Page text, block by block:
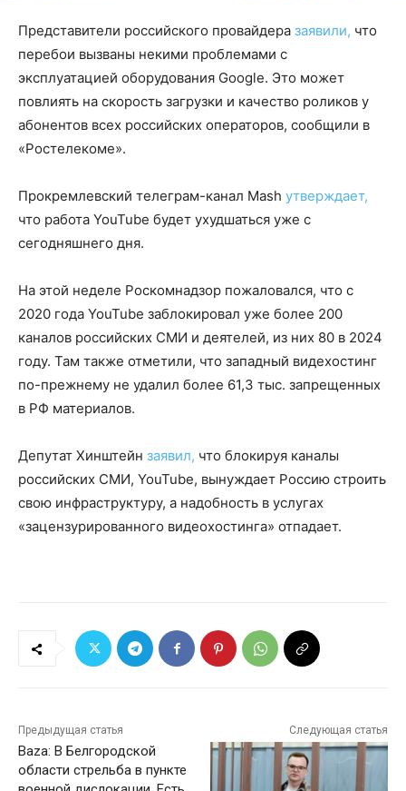
Представители российского провайдера заявили, что
перебои вызваны некими проблемами с
эксплуатацией оборудования Google. Это может
повлиять на скорость загрузки и качество роликов у
абонентов всех российских операторов, сообщили в
«Ростелекоме».
Прокремлевский телеграм-канал Mash утверждает,
что работа YouTube будет ухудшаться уже с
сегодняшнего дня.
На этой неделе Роскомнадзор пожаловался, что с
2020 года YouTube заблокировал уже более 200
каналов российских СМИ и деятелей, из них 80 в 2024
году. Там также отметили, что западный видехостинг
по-прежнему не удалил более 61,3 тыс. запрещенных
в РФ материалов.
Депутат Хинштейн заявил, что блокируя каналы
российских СМИ, YouTube, вынуждает Россию строить
свою инфраструктуру, а надобность в услугах
«зацензурированного видеохостинга» отпадает.
Предыдущая статья
Baza: В Белгородской
области стрельба в пункте
Следующая статья